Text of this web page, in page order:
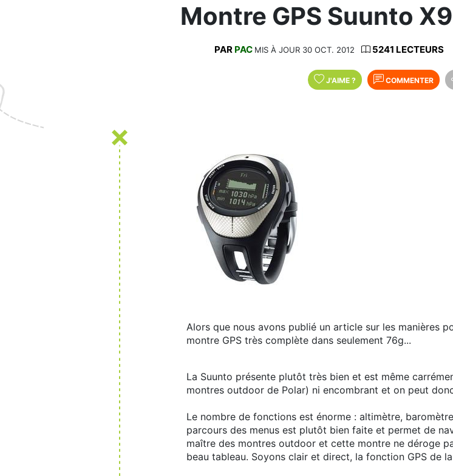
Montre GPS Suunto
PAR PAC MIS À JOUR 30 OCT. 2012 5241 LECTEURS
J'AIME ? COMMENTER
Alors que nous avons publié un article sur les manières
montre GPS très complète dans seulement 76g...
La Suunto présente plutôt très bien et est même
montres outdoor de Polar) ni encombrant et on peut
Le nombre de fonctions est énorme : altimètre,
parcours des menus est plutôt bien faite et permet de
maître des montres outdoor et cette montre ne déroge
beau tableau. Soyons clair et direct, la fonction GPS de